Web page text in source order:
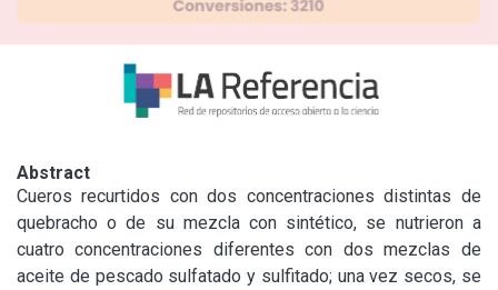
Abstract
Cueros recurtidos con dos concentraciones distintas de
quebracho o de su mezcla con sintético, se nutrieron a
cuatro concentraciones diferentes con dos mezclas de
aceite de pescado sulfatado y sulfitado; una vez secos, se